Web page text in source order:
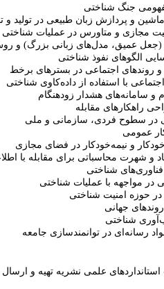
جنگ شناختی
و پردازش زبان طبیعی در تولید و
مجازی و متاورس در عملیات شناختی
(جعل عمیق، مدل‌های زبانی بزرگ) و
الگوهای نفوذ شناختی
روندهای اجتماعی در بسترهای برخط
با استفاده از داده‌کاوی شناختی
سامانه‌های هشدار زودهنگام
راهکارهای مقابله
در سطوح فردی، سازمانی و ملی
عمومی
و نیمه‌خودکار در فضای مجازی
و شهرت محاسباتی برای مقابله با
شناختی
مواجهه با عملیات شناختی
حوزه امنیت شناختی
جهانی
شناختی
رسانه‌ای در توانمندسازی جامعه
علمی نشریه تهیه و